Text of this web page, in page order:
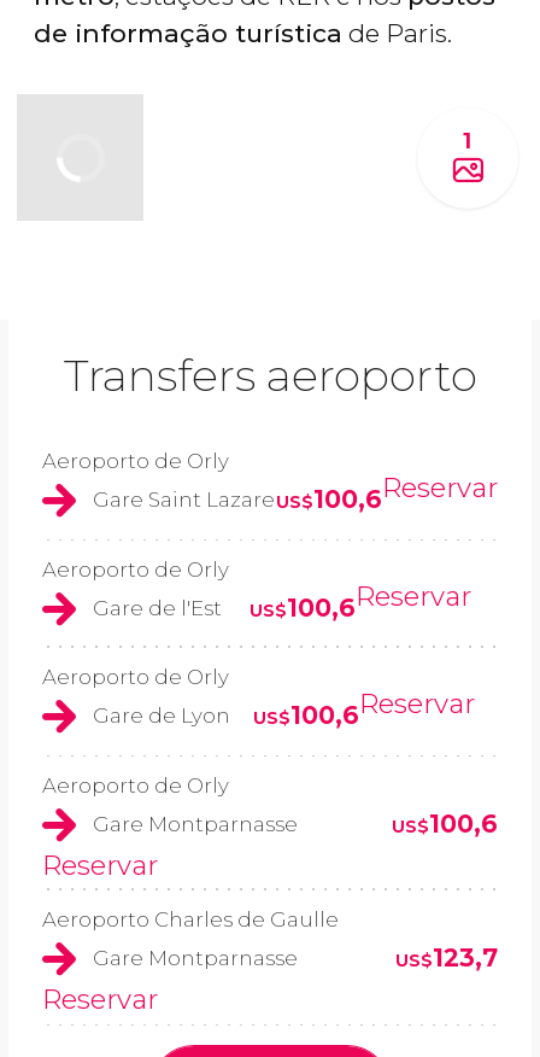
de informação turística de Paris.
1
Transfers aeroporto
Aeroporto de Orly
Gare Saint LazareUS$100,6Reservar
Aeroporto de Orly
Gare de l'Est
US$100,6Reservar
Aeroporto de Orly
Gare de Lyon
US$100,6Reservar
Aeroporto de Orly
Gare Montparnasse
US$100,6
Reservar
Aeroporto Charles de Gaulle
Gare Montparnasse
US$123,7
Reservar